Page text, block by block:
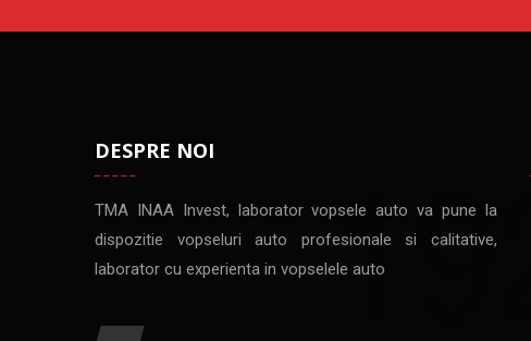
DESPRE NOI
TMA INAA Invest, laborator vopsele auto va pune la
dispozitie vopseluri auto profesionale si calitative,
laborator cu experienta in vopselele auto